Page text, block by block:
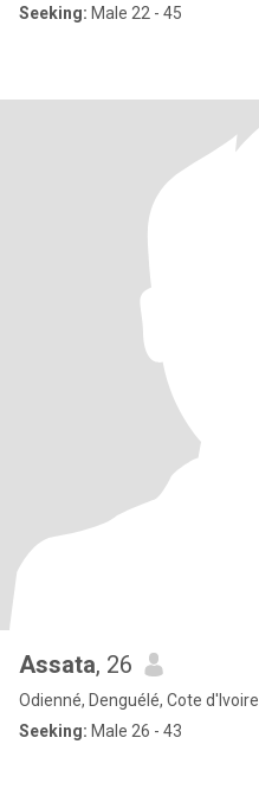
Seeking: Male 22 - 45
Assata, 26
Odienné, Denguélé, Cote d'Ivoire
Seeking: Male 26 - 43